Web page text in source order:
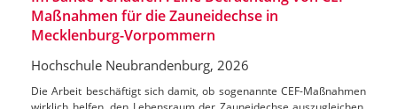
Maßnahmen für die Zauneidechse in
Mecklenburg-Vorpommern
Hochschule Neubrandenburg, 2026
Die Arbeit beschäftigt sich damit, ob sogenannte CEF-Maßnahmen